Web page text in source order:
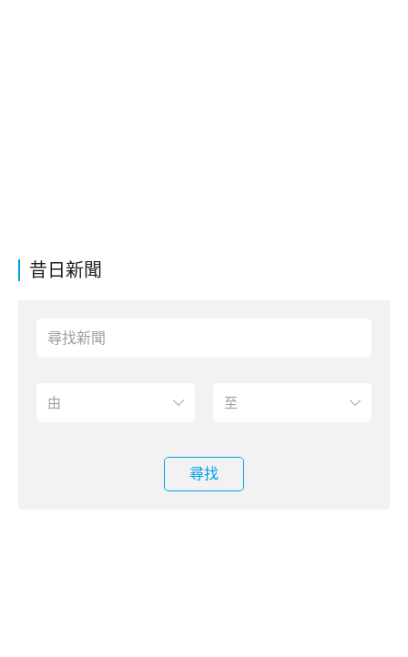
昔日新聞
尋找